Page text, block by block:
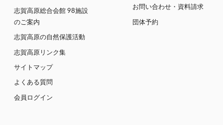
志賀高原総合会館 98施設
のご案内
志賀高原の自然保護活動
志賀高原リンク集
サイトマップ
よくある質問
会員ログイン
お問い合わせ・資料請求
団体予約